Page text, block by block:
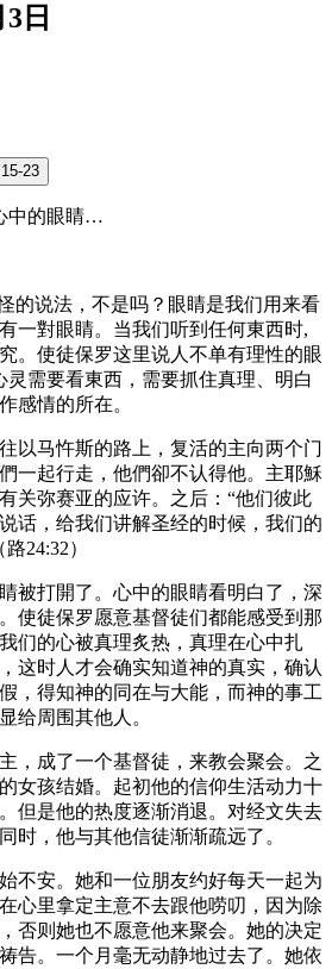
日
23
中的眼睛…
的说法，不是吗？眼睛是我们用来看
一對眼睛。当我们听到任何東西时,
。使徒保罗这里说人不单有理性的眼
灵需要看東西，需要抓住真理、明白
感情的所在。
以马忤斯的路上，复活的主向两个门
一起行走，他們卻不认得他。主耶穌
关弥赛亚的应许。之后：“他们彼此
话，给我们讲解圣经的时候，我们的
24:32）
被打開了。心中的眼睛看明白了，深
使徒保罗愿意基督徒们都能感受到那
们的心被真理炙热，真理在心中扎
这时人才会确实知道神的真实，确认
，得知神的同在与大能，而神的事工
给周围其他人。
，成了一个基督徒，来教会聚会。之
女孩结婚。起初他的信仰生活动力十
但是他的热度逐渐消退。对经文失去
时，他与其他信徒渐渐疏远了。
不安。她和一位朋友约好每天一起为
心里拿定主意不去跟他唠叨，因为除
否则她也不愿意他来聚会。她的决定
告。一个月毫无动静地过去了。她依